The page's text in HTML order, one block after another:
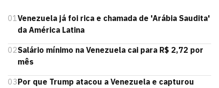
01Venezuela já foi rica e chamada de 'Arábia Saudita'
da América Latina
02Salário mínimo na Venezuela cai para R$ 2,72 por
mês
03Por que Trump atacou a Venezuela e capturou